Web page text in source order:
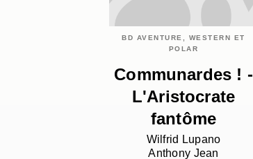
BD AVENTURE, WESTERN ET
POLAR
Communardes ! -
L'Aristocrate
fantôme
Wilfrid Lupano
Anthony Jean